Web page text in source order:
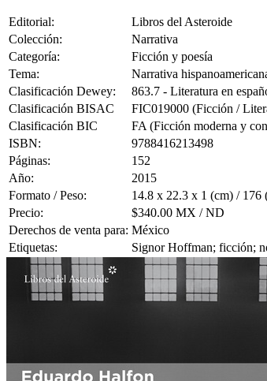
Editorial:
Libros del Asteroide
Colección:
Narrativa
Categoría:
Ficción y poesía
Tema:
Narrativa
Clasificación Dewey:
863.7 - Literatura en
Clasificación BISAC
FIC019000 (Ficción /
Clasificación BIC
FA (Ficción moderna y
ISBN:
9788416213498
Páginas:
152
Año:
2015
Formato / Peso:
14.8 x 22.3 x 1 (cm) / 176
Precio:
$340.00 MX / ND
Derechos de venta para: México
Etiquetas:
Signor Hoffman; ficción;